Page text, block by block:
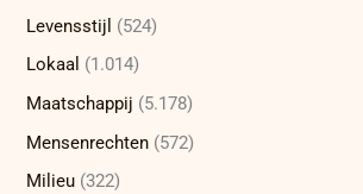
Levensstijl (524)
Lokaal (1.014)
Maatschappij (5.178)
Mensenrechten (572)
Milieu (322)